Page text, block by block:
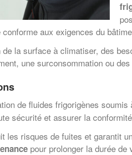
aux exigences du
la surface à climatiser, des
une surconsommation ou
de fluides frigorigènes
sécurité et assurer la
les risques de fuites et garantit
pour prolonger la durée de